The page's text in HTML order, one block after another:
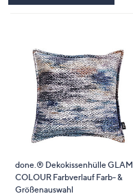
done.® Dekokissenhülle GLAM
COLOUR Farbverlauf Farb- &
Größenauswahl